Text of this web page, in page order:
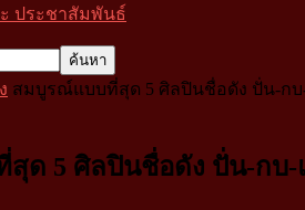
ประชาสัมพันธ์
สมบูรณ์แบบที่สุด 5 ศิลปินชื่อดัง ปั่น-กบ-
ด 5 ศิลปินชื่อดัง ปั่น-กบ-แ